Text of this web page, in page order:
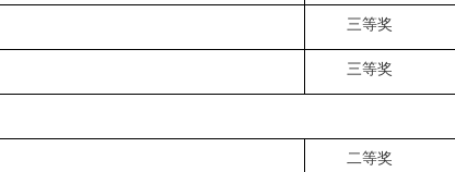
三等奖
三等奖
二等奖